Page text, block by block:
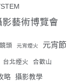
藝術博覽會
頭 元宵煙火 元宵節
台北煙火 合歡山
略 攝影教學